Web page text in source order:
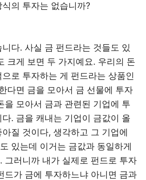
의 투자는 없습니까?
다. 사실 금 펀드라는 것들도 있
크게 보면 두 가지예요. 우리의 돈
로 투자하는 게 펀드라는 상품인
다면 금을 모아서 금 선물에 투자
을 모아서 금과 관련된 기업에 투
. 금을 캐내는 기업이 금값이 올
질 것이다, 생각하고 그 기업에
있는데 이거는 금값과 동일하게
그러니까 내가 실제로 펀드로 투자
드가 금에 투자하느냐 아니면 금과